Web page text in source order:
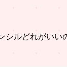
シルどれがいい